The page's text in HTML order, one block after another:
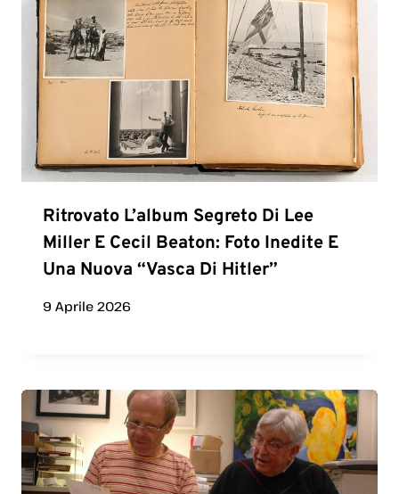
Ritrovato L’album Segreto Di Lee
Miller E Cecil Beaton: Foto Inedite E
Una Nuova “vasca Di Hitler”
9 Aprile 2026